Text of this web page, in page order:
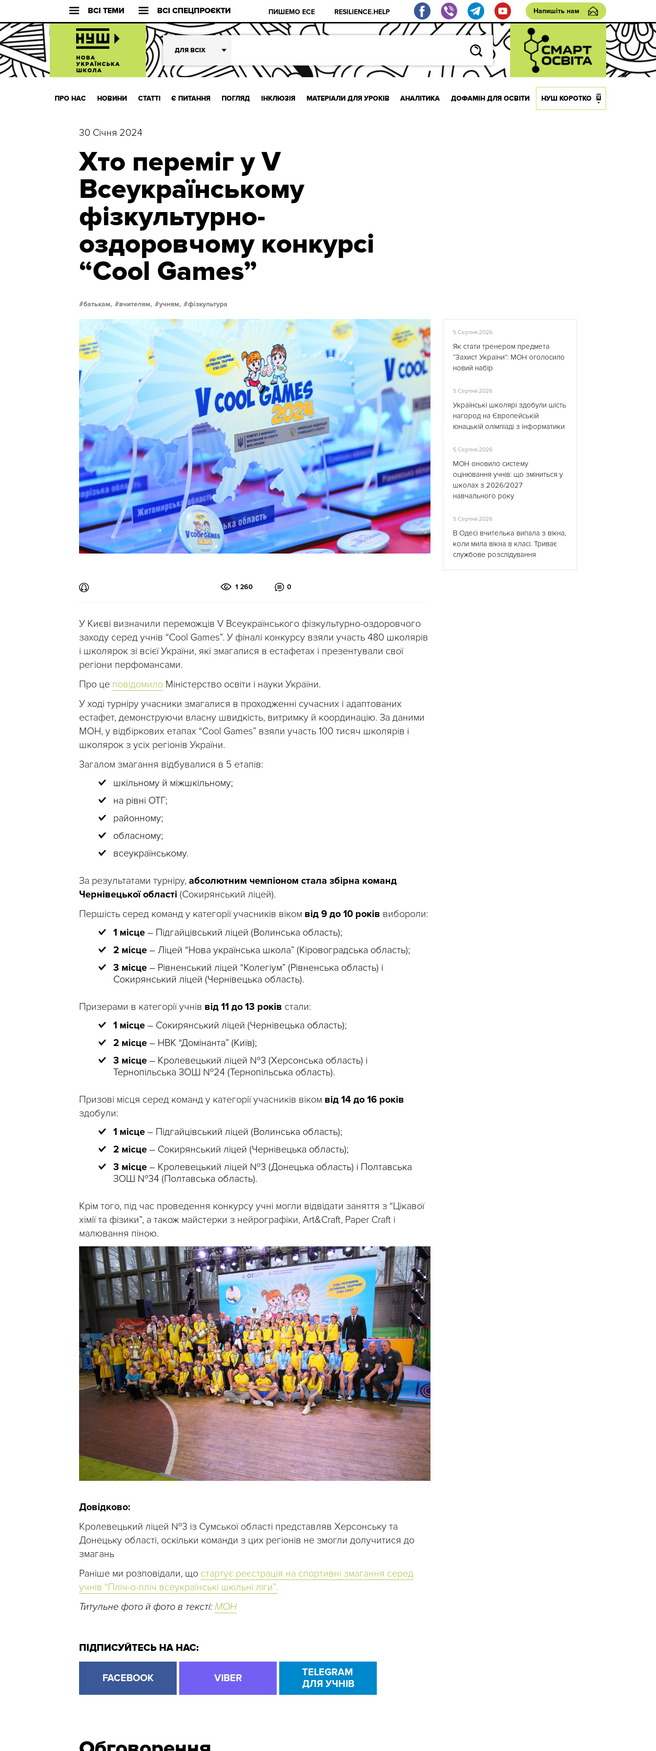
ВСІ ТЕМИ ВСІ СПЕЦПРОЄКТИ ПИШЕМО ЕСЕ RESILIENCE.HELP Напишіть нам
ДЛЯ ВСІХ
ПРО НАС НОВИНИ СТАТТІ Є ПИТАННЯ ПОГЛЯД ІНКЛЮЗІЯ МАТЕРІАЛИ ДЛЯ УРОКІВ АНАЛІТИКА ДОФАМІН ДЛЯ ОСВІТИ НУШ КОРОТКО
30 Січня 2024
Хто переміг у V
Всеукраїнському
фізкультурно-
оздоровчому конкурсі
“Cool Games”
батькам, вчителям, учням, фізкультура
1 260 0
У Києві визначили переможців V Всеукраїнського фізкультурно-оздоровчого
заходу серед учнів “Cool Games”. У фіналі конкурсу взяли участь 480 школярів
і школярок зі всієї України, які змагалися в естафетах і презентували свої
регіони перфомансами.
Про це повідомило Міністерство освіти і науки України.
У ході турніру учасники змагалися в проходженні сучасних і адаптованих
естафет, демонструючи власну швидкість, витримку й координацію. За даними
МОН, у відбіркових етапах “Cool Games” взяли участь 100 тисяч школярів і
школярок з усіх регіонів України.
Загалом змагання відбувалися в 5 етапів:
шкільному й міжшкільному;
на рівні ОТГ;
районному;
обласному;
всеукраїнському.
За результатами турніру, абсолютним чемпіоном стала збірна команд
Чернівецької області (Сокирянський ліцей).
Першість серед команд у категорії учасників віком від 9 до 10 років вибороли:
1 місце – Підгайцівський ліцей (Волинська область);
2 місце – Ліцей “Нова українська школа” (Кіровоградська область);
3 місце – Рівненський ліцей “Колегіум” (Рівненська область) і
Сокирянський ліцей (Чернівецька область).
Призерами в категорії учнів від 11 до 13 років стали:
1 місце – Сокирянський ліцей (Чернівецька область);
2 місце – НВК “Домінанта” (Київ);
3 місце – Кролевецький ліцей №3 (Херсонська область) і
Тернопільська ЗОШ №24 (Тернопільська область).
Призові місця серед команд у категорії учасників віком від 14 до 16 років
здобули:
1 місце – Підгайцівський ліцей (Волинська область);
2 місце – Сокирянський ліцей (Чернівецька область);
3 місце – Кролевецький ліцей №3 (Донецька область) і Полтавська
ЗОШ №34 (Полтавська область).
Крім того, під час проведення конкурсу учні могли відвідати заняття з “Цікавої
хімії та фізики”, а також майстерки з нейрографіки, Art&Craft, Paper Craft і
малювання піною.
Довідково:
Кролевецький ліцей №3 із Сумської області представляв Херсонську та
Донецьку області, оскільки команди з цих регіонів не змогли долучитися до
змагань
Раніше ми розповідали, що стартує реєстрація на спортивні змагання серед
учнів “Пліч-о-пліч всеукраїнські шкільні ліги”.
Титульне фото й фото в тексті: МОН
ПІДПИСУЙТЕСЬ НА НАС:
FACEBOOK VIBER
TELEGRAM
ДЛЯ УЧНІВ
5 Серпня 2026
Як стати тренером предмета
“Захист України”: МОН оголосило
новий набір
5 Серпня 2026
Українські школярі здобули шість
нагород на Європейській
юнацькій олімпіаді з інформатики
5 Серпня 2026
МОН оновило систему
оцінювання учнів: що зміниться у
школах з 2026/2027
навчального року
5 Серпня 2026
В Одесі вчителька випала з вікна,
коли мила вікна в класі. Триває
службове розслідування